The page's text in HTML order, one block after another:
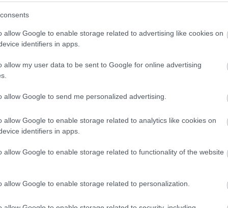
allow Google to enable storage related to advertising like cookies on
identifiers in apps.
allow my user data to be sent to Google for online advertising
allow Google to send me personalized advertising.
allow Google to enable storage related to analytics like cookies on
identifiers in apps.
allow Google to enable storage related to functionality of the website
allow Google to enable storage related to personalization.
szorulnak védelemre? Az
Putyin határozza meg, és ennek a
a joghatóságnak az Oroszországi
az ENSZ Biztonsági Tanácsának
vétójoggal rendelkezik és nem ismeri
még egyszer, várják a háborús bűnös
bíróság az új szabály hatálya alá esik.*
az ENSZ Biztonsági Tanácsát, mert Alekszej
zseblopáson érték, és a BT határozata
Eszerint csak az számít törvényesnek, amit
észrevételét, miszerint a nemzetközi jog